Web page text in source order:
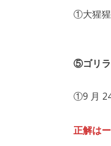
①大猩
⑤ゴリラ
①9 月
正解は